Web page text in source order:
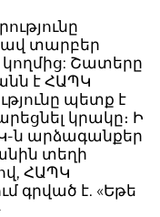
տարբեր
Շատերը
է ՀԱՊԿ
պետք է
կրակը։ Ի
ն արձագանքեր
տեղի
ՀԱՊԿ
գրված է. «Եթե